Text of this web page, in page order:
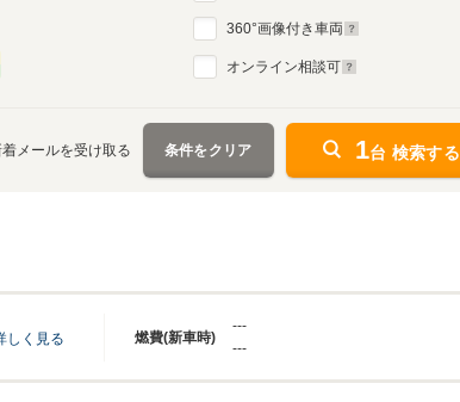
360°画像付き車両
オンライン相談可
メールを受け取る 条件をクリア 1台 検索する
燃費(新車時)
しく見る
---
---